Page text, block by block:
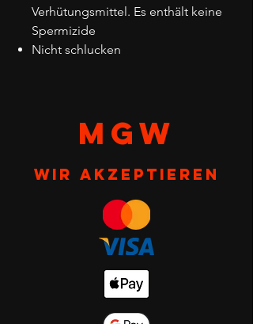
Verhütungsmittel. Es enthält keine
Spermizide
Nicht schlucken
MGW
Wir akzeptieren